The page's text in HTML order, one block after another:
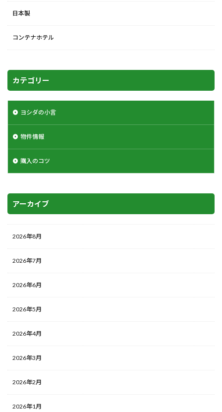
日本製
コンテナホテル
カテゴリー
ヨシダの小言
物件情報
購入のコツ
アーカイブ
2026年8月
2026年7月
2026年6月
2026年5月
2026年4月
2026年3月
2026年2月
2026年1月